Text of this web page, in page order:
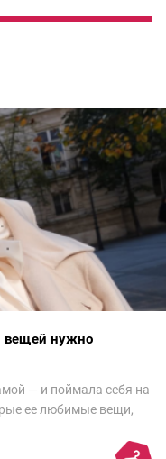
вещей нужно
— и поймала себя на
ее любимые вещи,